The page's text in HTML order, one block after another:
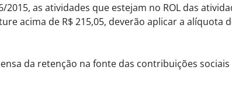
2015, as atividades que estejam no ROL das
acima de R$ 215,05, deverão aplicar a alíquota
da retenção na fonte das contribuições sociais